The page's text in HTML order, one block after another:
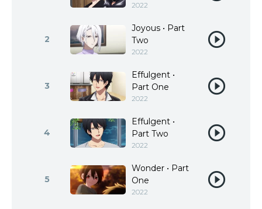
2022
2
Joyous • Part
Two
2022
3
Effulgent •
Part One
2022
4
Effulgent •
Part Two
2022
5
Wonder • Part
One
2022